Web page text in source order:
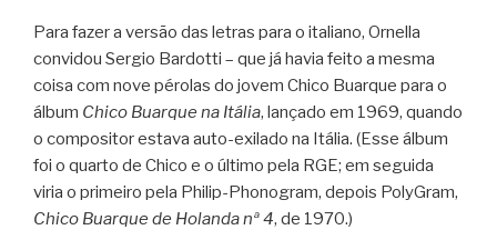
Para fazer a versão das letras para o italiano, Ornella
convidou Sergio Bardotti – que já havia feito a mesma
coisa com nove pérolas do jovem Chico Buarque para o
álbum Chico Buarque na Itália, lançado em 1969, quando
o compositor estava auto-exilado na Itália. (Esse álbum
foi o quarto de Chico e o último pela RGE; em seguida
viria o primeiro pela Philip-Phonogram, depois PolyGram,
Chico Buarque de Holanda nª 4, de 1970.)